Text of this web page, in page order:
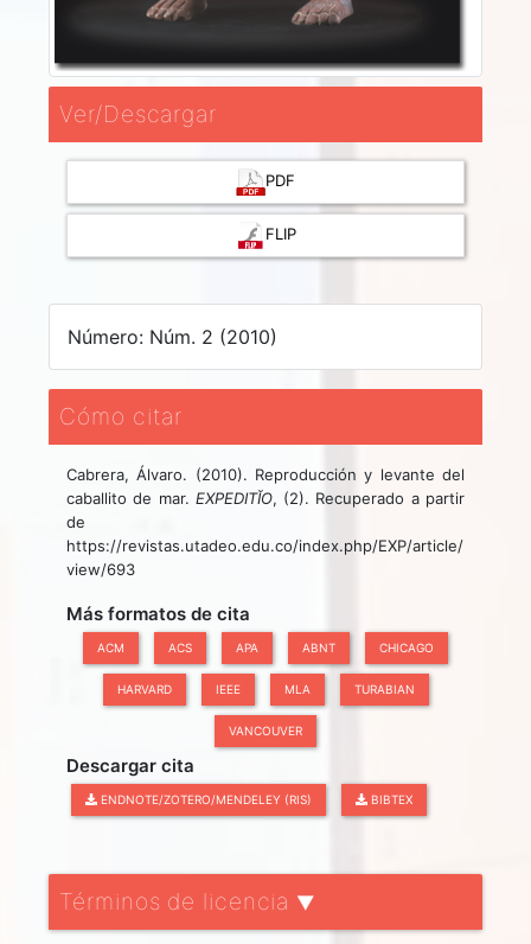
Ver/Descargar
PDF
FLIP
Número: Núm. 2 (2010)
Cómo citar
Cabrera, Álvaro. (2010). Reproducción y levante del
caballito de mar. EXPEDITĬO, (2). Recuperado a partir
de
https://revistas.utadeo.edu.co/index.php/EXP/article/
view/693
Más formatos de cita
ACM ACS APA ABNT CHICAGO
HARVARD IEEE MLA TURABIAN
VANCOUVER
Descargar cita
ENDNOTE/ZOTERO/MENDELEY (RIS) BIBTEX
Términos de licencia ▼